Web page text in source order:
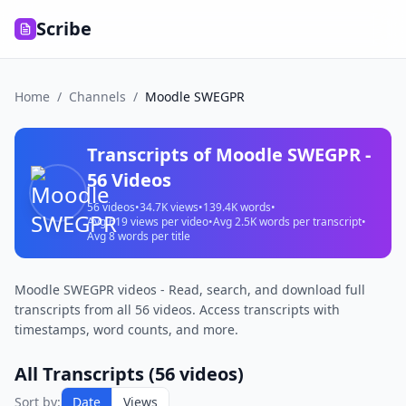
Scribe
Home / Channels / Moodle SWEGPR
Transcripts ofMoodle SWEGPR-
56Videos
56videos•34.7Kviews•139.4Kwords•
Avg619views per video•Avg2.5Kwords per transcript•
Avg8words per title
Moodle SWEGPR videos - Read, search, and download full
transcripts from all 56 videos. Access transcripts with
timestamps, word counts, and more.
All Transcripts (56videos)
Sort by: Date Views